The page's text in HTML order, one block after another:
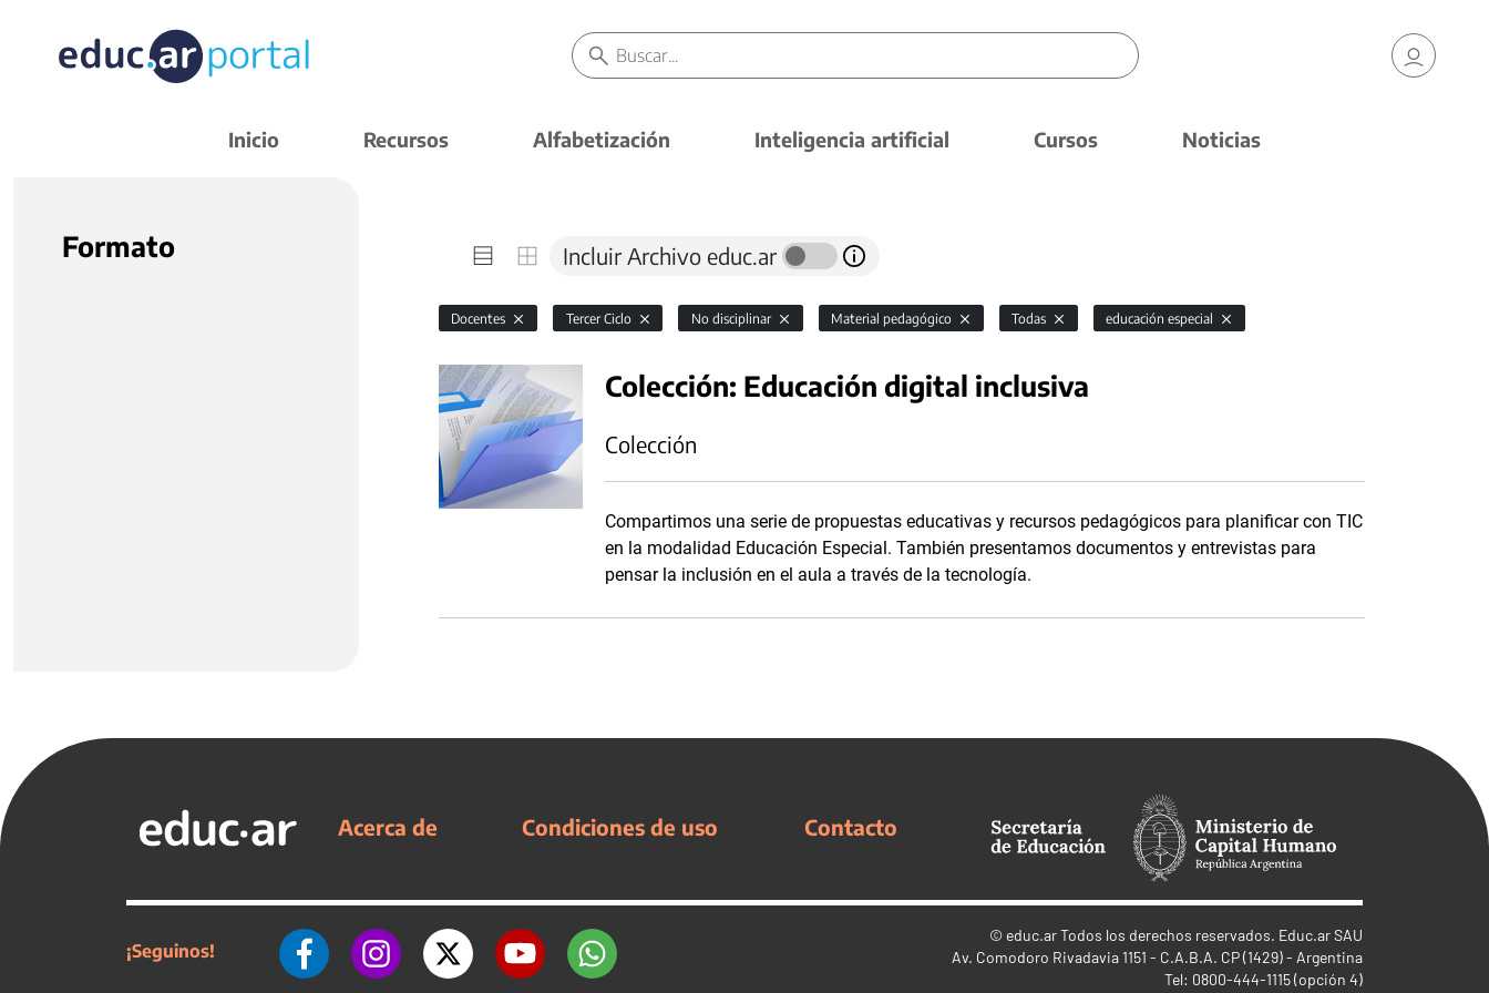
Inicio Recursos Alfabetización Inteligencia artificial Cursos Noticias
Formato Incluir Archivo educ.ar
Docentes Tercer Ciclo No disciplinar Material pedagógico Todas educación especial
Colección: Educación digital inclusiva
Colección
Compartimos una serie de propuestas educativas y recursos pedagógicos para planificar con TIC
en la modalidad Educación Especial. También presentamos documentos y entrevistas para
pensar la inclusión en el aula a través de la tecnología.
Acerca de Condiciones de uso Contacto
¡Seguinos!
© educ.arTodos los derechos reservados. Educ.ar SAU
Av. Comodoro Rivadavia 1151 - C.A.B.A. CP (1429) - Argentina
Tel: 0800-444-1115 (opción 4)